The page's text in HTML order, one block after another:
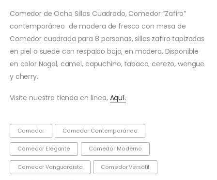
Comedor de Ocho Sillas Cuadrado, Comedor “Zafiro”
contemporáneo de madera de fresco con mesa de
Comedor cuadrada para 8 personas, sillas zafiro tapizadas
en piel o suede con respaldo bajo, en madera. Disponible
en color Nogal, camel, capuchino, tabaco, cerezo, wengue
y cherry.
Visite nuestra tienda en línea, Aquí.
Comedor Comedor Contemporáneo
Comedor Elegante Comedor Moderno
Comedor Vanguardista Comedor Versátil